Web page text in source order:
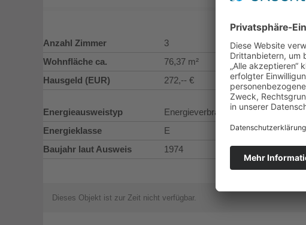
Anzahl Zimmer 3
Wohnfläche ca.
76,37 m²
Hausgeld (EUR)
272,-- €
Energieausweistyp
Energieverbrauchsausweis
Energieklasse
E
Baujahr laut Ausweis
1974
Dieses Objekt ist zur Zeit nicht verfügbar.